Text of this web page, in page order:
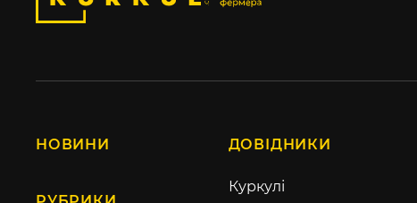
НОВИНИ ДОВІДНИКИ
Куркулі